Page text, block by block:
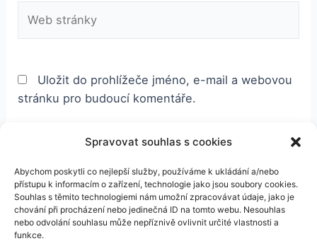
Spravovat souhlas s cookies
Abychom poskytli co nejlepší služby, používáme k ukládání a/nebo
přístupu k informacím o zařízení, technologie jako jsou soubory cookies.
Souhlas s těmito technologiemi nám umožní zpracovávat údaje, jako je
chování při procházení nebo jedinečná ID na tomto webu. Nesouhlas
nebo odvolání souhlasu může nepříznivě ovlivnit určité vlastnosti a
funkce.
stránky
Uložit do prohlížeče jméno, e-mail a webovou
stránku pro budoucí komentáře.